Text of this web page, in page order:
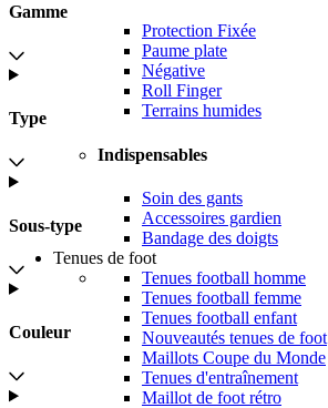
Protection Fixée
Paume plate
Négative
Roll Finger
Terrains humides
Indispensables
Soin des gants
Accessoires gardien
Bandage des doigts
Tenues de foot
Tenues football homme
Tenues football femme
Tenues football enfant
Nouveautés tenues de foot
Maillots Coupe du Monde
Tenues d'entraînement
Maillot de foot rétro
Gamme
Type
Sous-type
Couleur